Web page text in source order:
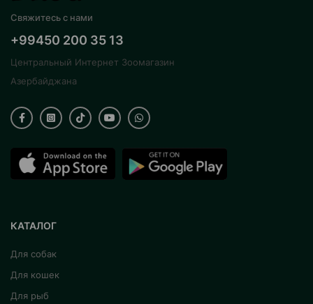
Свяжитесь с нами
+99450 200 35 13
Центральный Интернет Зоомагазин
Азербайджана
КАТАЛОГ
Для собак
Для кошек
Для рыб